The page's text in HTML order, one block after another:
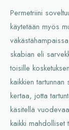
Permetriini
käytetään myös
skabian eli
toisille
kaikkien
kertaa, jotta
käsitellä
kaikki mahdolliset